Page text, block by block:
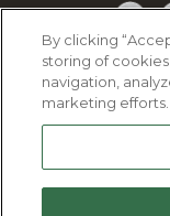
By clicking
storing of
navigation,
marketing efforts.